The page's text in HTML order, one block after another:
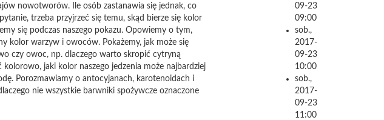
nowotworów. Ile osób zastanawia się jednak, co
trzeba przyjrzeć się temu, skąd bierze się kolor
się podczas naszego pokazu. Opowiemy o tym,
kolor warzyw i owoców. Pokażemy, jak może się
czy owoc, np. dlaczego warto skropić cytryną
jaki kolor naszego jedzenia może najbardziej
. Porozmawiamy o antocyjanach, karotenoidach i
nie wszystkie barwniki spożywcze oznaczone
09-23
09:00
sob.,
2017-
09-23
10:00
sob.,
2017-
09-23
11:00